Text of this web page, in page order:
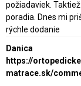
požiadaviek.
poradia. Dnes mi
rýchle dodanie
Danica
https://
matrace.sk/